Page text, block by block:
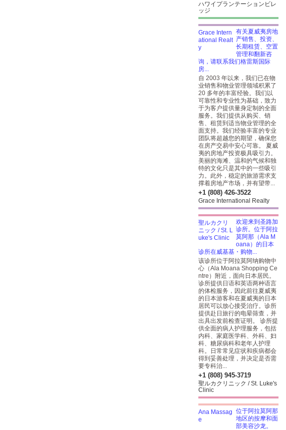
ハワイプランテーションビレ
ッジ
有关夏威夷房地
产销售、投资、
长期租赁、空置
管理和翻新咨
询，请联系我们格雷斯国际
房...
自 2003 年以来，我们已在物
业销售和物业管理领域积累了
20 多年的丰富经验。我们以
可靠性和专业性为基础，致力
于为客户提供量身定制的全面
服务。我们提供从购买、销
售、租赁到适当物业管理的全
面支持。我们经验丰富的专业
团队将超越您的期望，确保您
在房产交易中安心可靠。 夏威
夷的房地产投资极具吸引力。
美丽的海滩、温和的气候和独
特的文化只是其中的一些吸引
力。此外，稳定的旅游需求支
撑着房地产市场，并有望带...
+1 (808) 426-3522
Grace International Realty
欢迎来到圣路加
诊所。位于阿拉
莫阿那（Ala M
oana）的日本
诊所在威基基・购物...
该诊所位于阿拉莫阿纳购物中
心（Ala Moana Shopping Ce
ntre）附近，面向日本居民。
诊所提供日语和英语两种语言
的体检服务，因此前往夏威夷
的日本游客和在夏威夷的日本
居民可以放心接受治疗。诊所
提供赴日旅行的电晕筛查，并
出具出发前检查证明。 诊所提
供全面的病人护理服务，包括
内科、家庭医学科、外科、妇
科、糖尿病科和老年人护理
科。日常常见症状和疾病都会
得到妥善处理，并决定是否需
要专科治...
+1 (808) 945-3719
聖ルカクリニック / St. Luke's
Clinic
位于阿拉莫阿那
地区的按摩和面
部美容沙龙。